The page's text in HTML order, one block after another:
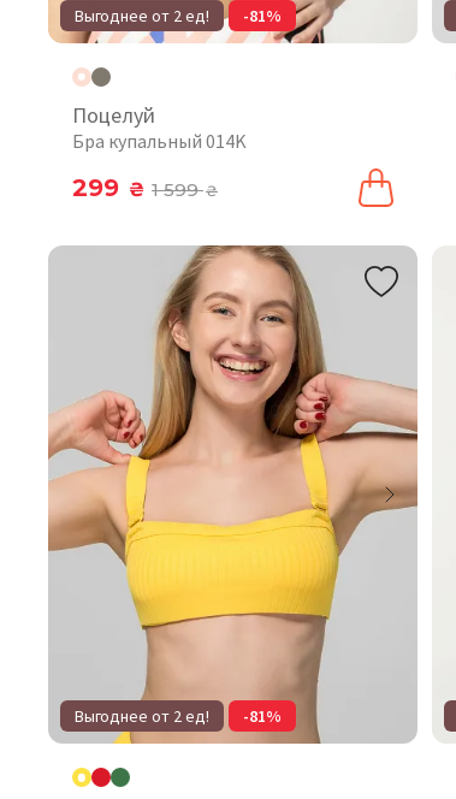
Выгоднее от 2 ед! -81%
Поцелуй
Бра купальный 014K
299 ₴ 1 599₴
Выгоднее от 2 ед! -81%